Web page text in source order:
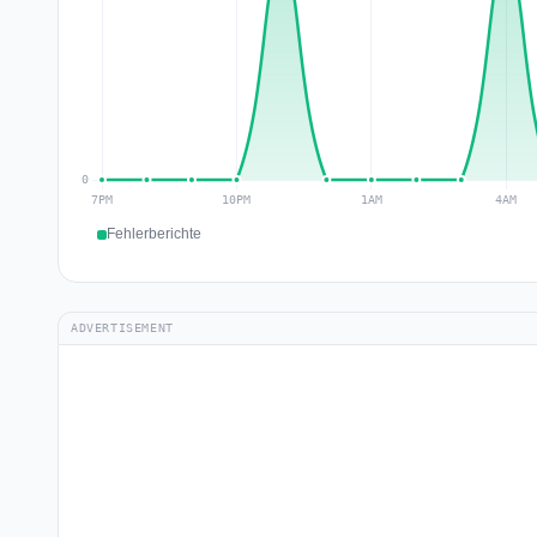
Fehlerberichte
ADVERTISEMENT